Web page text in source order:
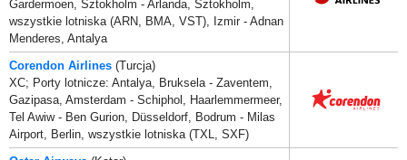
Gardermoen, Sztokholm - Arlanda, Sztokholm,
wszystkie lotniska (ARN, BMA, VST), Izmir - Adnan
Menderes, Antalya
Corendon Airlines (Turcja)
XC; Porty lotnicze: Antalya, Bruksela - Zaventem,
Gazipasa, Amsterdam - Schiphol, Haarlemmermeer,
Tel Awiw - Ben Gurion, Düsseldorf, Bodrum - Milas
Airport, Berlin, wszystkie lotniska (TXL, SXF)